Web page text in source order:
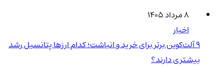
۸ مرداد ۱۴۰۵
اخبار
۹ آلت‌کوین برتر برای خرید و انباشت؛ کدام ارزها پتانسیل رشد
بیشتری دارند؟